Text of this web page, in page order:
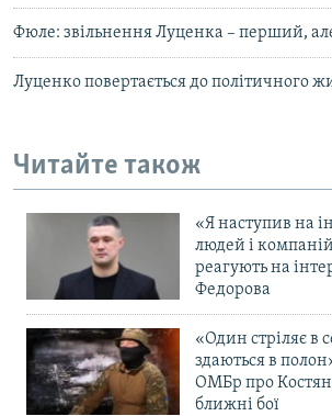
Фюле: звільнення Луценка – перший,
Луценко повертається до політичного
Читайте також
«Я наступив на
людей і
реагують на
Федорова
«Один стріляє в
здаються в
ОМБр про
ближні бої